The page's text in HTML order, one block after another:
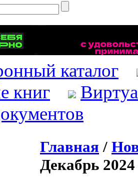
каталог
книг
Главная /
Декабрь 2024